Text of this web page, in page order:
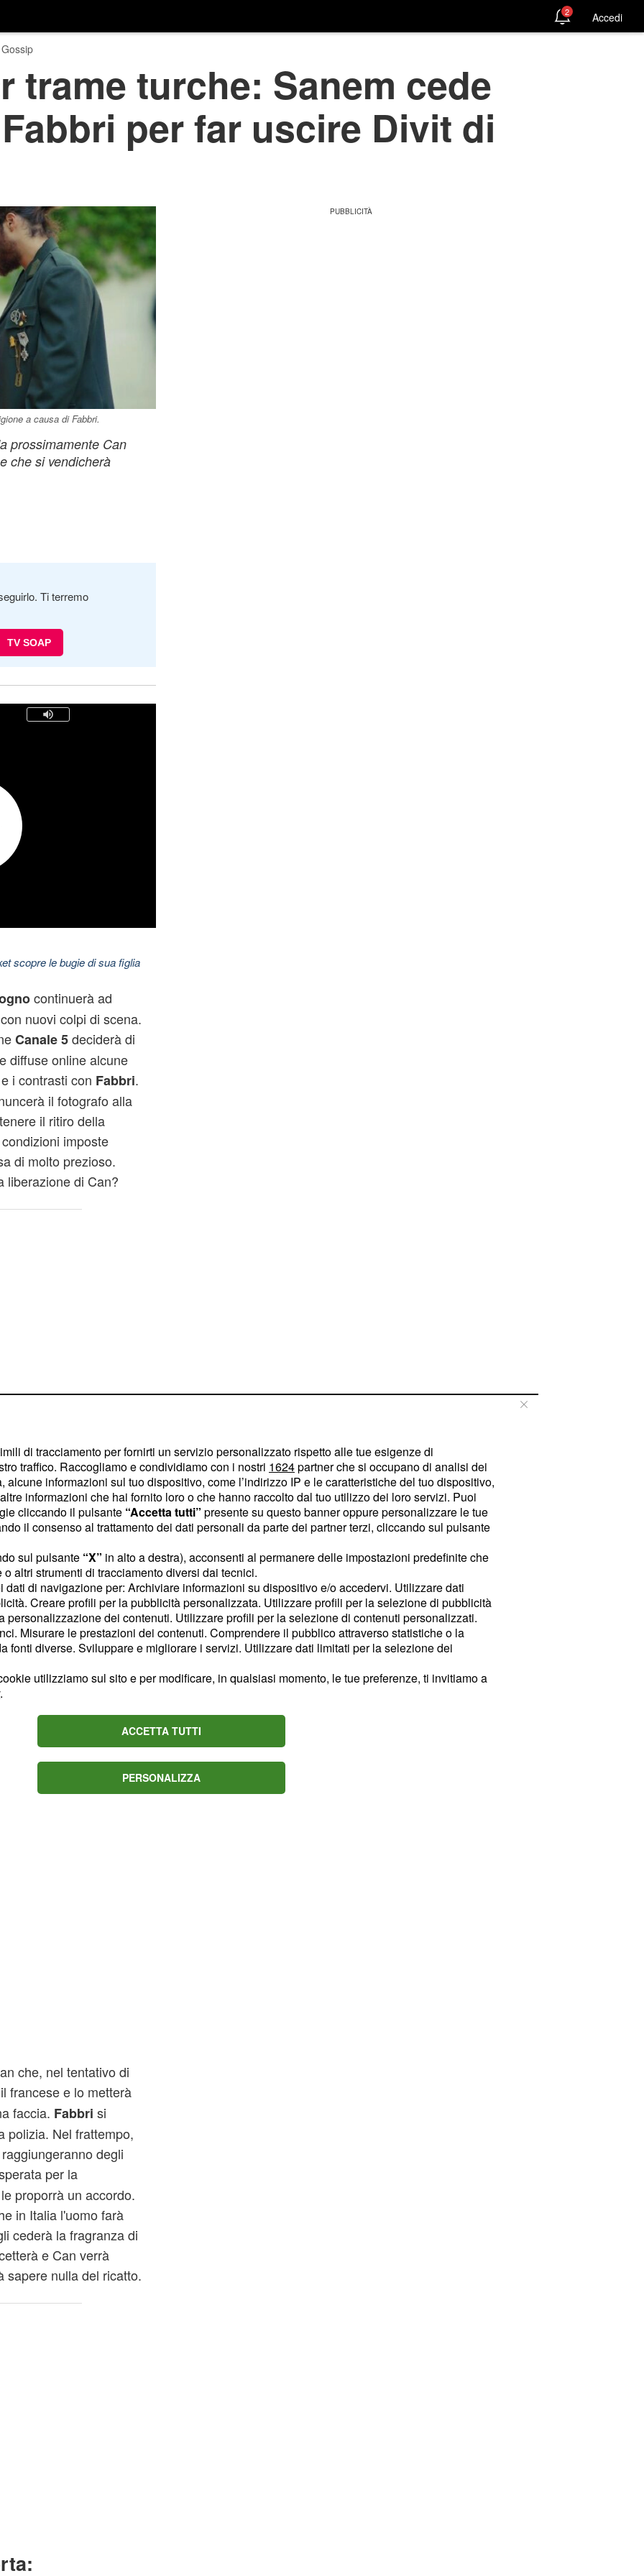
2 Accedi
trame turche: Sanem cede
per far uscire Divit di
a causa di Fabbri.
prossimamente Can
che si vendicherà
Ti terremo
TV SOAP
scopre le bugie di sua figlia
continuerà ad
nuovi colpi di scena.
Canale 5deciderà di
diffuse online alcune
i contrasti con Fabbri.
il fotografo alla
il ritiro della
imposte
di molto prezioso.
liberazione di Can?
in onda su
e in un orario
Can Divit
avere alcuna speranza
la storia d'amore tra
nuovamente in
per annientare
alle azioni
ciò non gli basterà.
formula del suo
rivelano che
la ragazza che,
che, nel tentativo di
francese e lo metterà
faccia. Fabbri si
polizia. Nel frattempo,
degli
per la
proporrà un accordo.
in Italia l'uomo farà
cederà la fragranza di
e Can verrà
sapere nulla del ricatto.
di tracciamento per fornirti un servizio personalizzato rispetto alle tue esigenze di
traffico. Raccogliamo e condividiamo con i nostri 1624partner che si occupano di analisi dei
informazioni sul tuo dispositivo, come l’indirizzo IP e le caratteristiche del tuo dispositivo,
informazioni che hai fornito loro o che hanno raccolto dal tuo utilizzo dei loro servizi. Puoi
cliccando il pulsante “Accetta tutti” presente su questo banner oppure personalizzare le tue
il consenso al trattamento dei dati personali da parte dei partner terzi, cliccando sul pulsante
sul pulsante “X” in alto a destra), acconsenti al permanere delle impostazioni predefinite che
altri strumenti di tracciamento diversi dai tecnici.
dati di navigazione per: Archiviare informazioni su dispositivo e/o accedervi. Utilizzare dati
Creare profili per la pubblicità personalizzata. Utilizzare profili per la selezione di pubblicità
personalizzazione dei contenuti. Utilizzare profili per la selezione di contenuti personalizzati.
Misurare le prestazioni dei contenuti. Comprendere il pubblico attraverso statistiche o la
fonti diverse. Sviluppare e migliorare i servizi. Utilizzare dati limitati per la selezione dei
utilizziamo sul sito e per modificare, in qualsiasi momento, le tue preferenze, ti invitiamo a
.
ACCETTA TUTTI
PERSONALIZZA